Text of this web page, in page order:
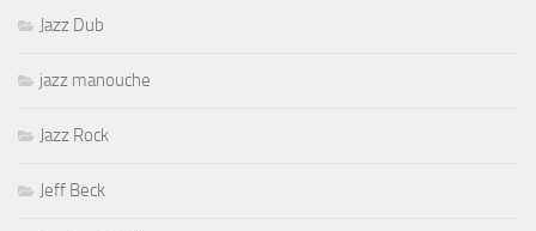
Jazz Dub
jazz manouche
Jazz Rock
Jeff Beck